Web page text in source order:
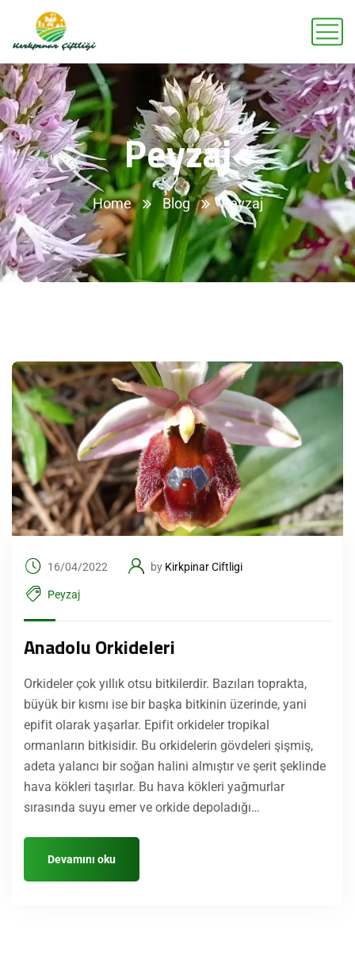
Peyzaj
Home Blog Peyzaj
16/04/2022 by Kirkpinar Ciftligi
Peyzaj
Anadolu Orkideleri
Orkideler çok yıllık otsu bitkilerdir. Bazıları toprakta,
büyük bir kısmı ise bir başka bitkinin üzerinde, yani
epifit olarak yaşarlar. Epifit orkideler tropikal
ormanların bitkisidir. Bu orkidelerin gövdeleri şişmiş,
adeta yalancı bir soğan halini almıştır ve şerit şeklinde
hava kökleri taşırlar. Bu hava kökleri yağmurlar
sırasında suyu emer ve orkide depoladığı…
Devamını oku